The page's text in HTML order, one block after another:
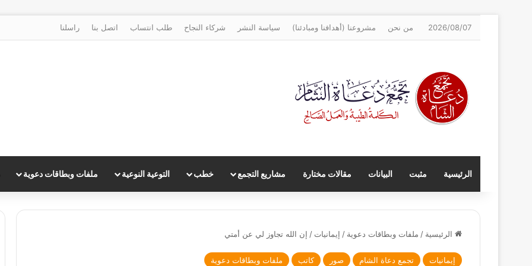
2026/08/07 من نحن مشروعنا (أهدافنا ومبادئنا) سياسة النشر شركاء النجاح طلب انتساب اتصل بنا راسلنا
الرئيسية مثبت البيانات مقالات مختارة مشاريع التجمع خطب التوعية النوعية ملفات وبطاقات دعوية
الرئيسية / ملفات وبطاقات دعوية / إيمانيات / إن الله تجاوز لي عن أمتي
إيمانيات تجمع دعاة الشام صور كاتب ملفات وبطاقات دعوية